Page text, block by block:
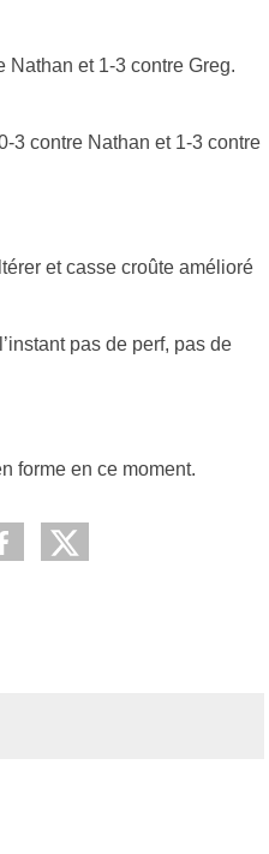
Nathan et 1-3 contre Greg.
3 contre Nathan et 1-3 contre
et casse croûte amélioré
pas de perf, pas de
forme en ce moment.